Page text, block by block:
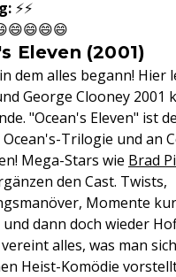
⚡️⚡️
Eleven (2001)
dem alles begann! Hier
George Clooney 2001
"Ocean's Eleven" ist
Trilogie und an
Mega-Stars wie Brad
den Cast. Twists,
Momente
dann doch wieder
alles, was man
Heist-Komödie